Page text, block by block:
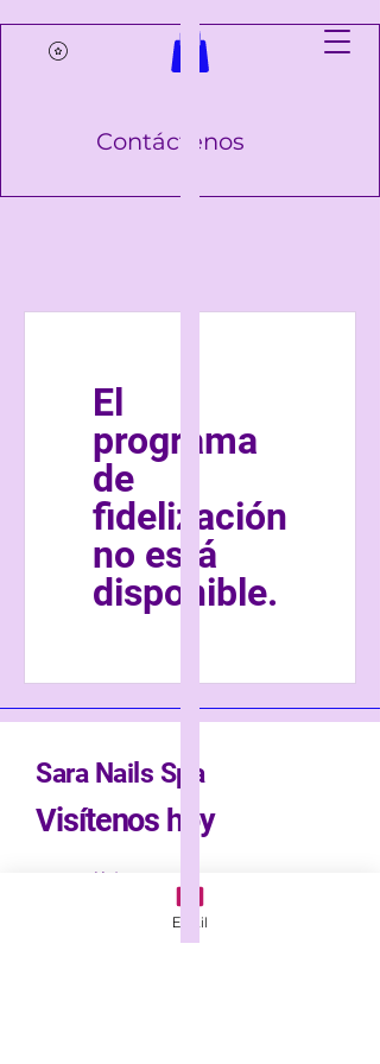
Contáctenos
El
programa
de
fidelización
no está
disponible.
Sara Nails Spa
Visítenos hoy
Email *
Email